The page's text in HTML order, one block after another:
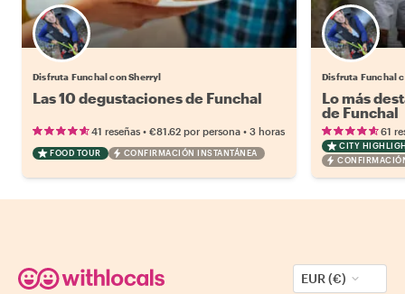
Disfruta Funchal con Sherryl
Las 10 degustaciones de Funchal
41 reseñas • €81.62 por persona • 3 horas
FOOD TOUR CONFIRMACIÓN INSTANTÁNEA
Disfruta Funchal
Lo más
de Funchal
61
CITY
EUR (€)